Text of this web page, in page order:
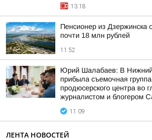
13:18
Пенсионер из Дзержинска
почти 18 млн рублей
11:52
Юрий Шалабаев: В
прибыла съемочная группа
продюсерского центра во
журналистом и блогером
11:09
ЛЕНТА НОВОСТЕЙ